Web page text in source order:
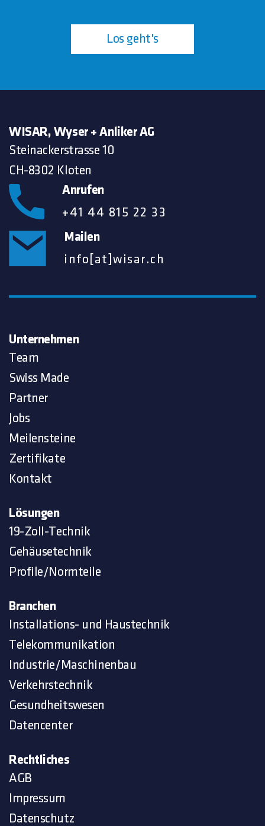
Los geht's
WISAR, Wyser + Anliker AG
Steinackerstrasse 10
CH-8302 Kloten
Anrufen
+41 44 815 22 33
Mailen
info[at]wisar.ch
Unternehmen
Team
Swiss Made
Partner
Jobs
Meilensteine
Zertifikate
Kontakt
Lösungen
19-Zoll-Technik
Gehäusetechnik
Profile/Normteile
Branchen
Installations- und Haustechnik
Telekommunikation
Industrie/Maschinenbau
Verkehrstechnik
Gesundheitswesen
Datencenter
Rechtliches
AGB
Impressum
Datenschutz